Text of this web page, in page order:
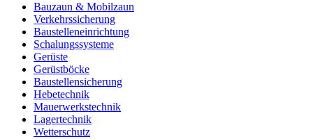
Bauzaun & Mobilzaun
Verkehrssicherung
Baustelleneinrichtung
Schalungssysteme
Gerüste
Gerüstböcke
Baustellensicherung
Hebetechnik
Mauerwerkstechnik
Lagertechnik
Wetterschutz